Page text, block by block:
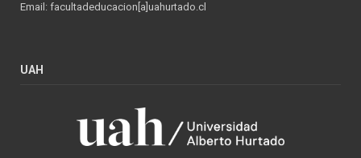
Email: facultadeducacion[a]uahurtado.cl
UAH